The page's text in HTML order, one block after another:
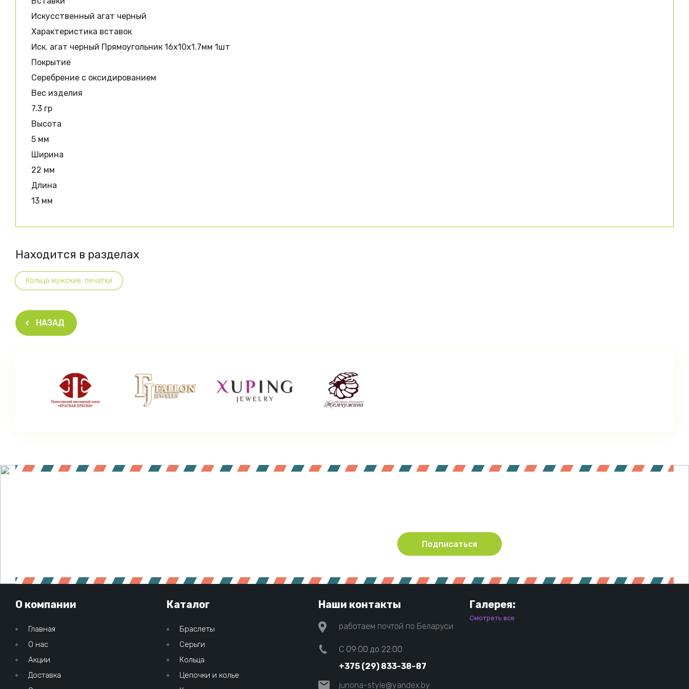
Искусственный агат черный
Характеристика вставок
Иск. агат черный Прямоугольник 16х10х1.7мм 1шт
Покрытие
Серебрение с оксидированием
Вес изделия
7.3 гр
Высота
5 мм
Ширина
22 мм
Длина
13 мм
Находится в разделах
Кольца мужские, печатки
НАЗАД
Подписаться
О компании
Главная
О нас
Акции
Доставка
Каталог
Браслеты
Серьги
Кольца
Цепочки и колье
Наши контакты
работаем почтой по Беларуси
C 09:00 до 22:00
+375 (29) 833-38-87
junona-style@yandex.by
Галерея:
Смотреть все